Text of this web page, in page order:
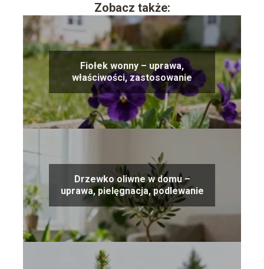
Zobacz także:
Fiołek wonny – uprawa,
właściwości, zastosowanie
Drzewko oliwne w domu –
uprawa, pielęgnacja, podlewanie